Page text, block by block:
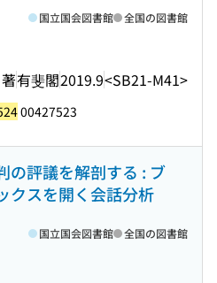
有斐閣2019.9<SB21-M41>
国立国会図書館 全国の図書館
00427523
の評議を解剖する : ブ
クスを開く会話分析
国立国会図書館 全国の図書館